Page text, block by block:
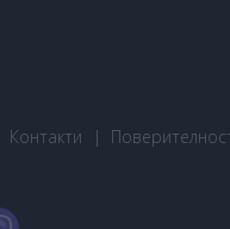
Контакти